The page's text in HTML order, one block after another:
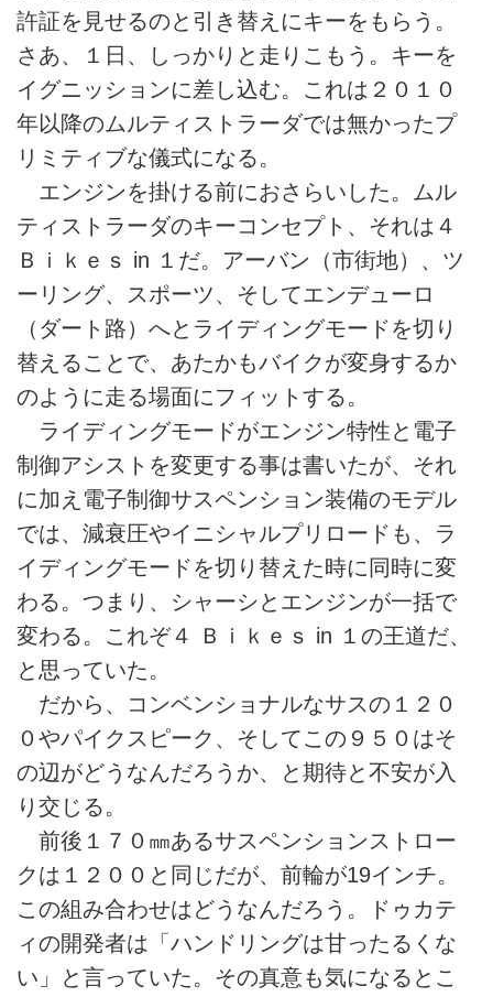
許証を見せるのと引き替えにキーをもらう。
さあ、１日、しっかりと走りこもう。キーを
イグニッションに差し込む。これは２０１０
年以降のムルティストラーダでは無かったプ
リミティブな儀式になる。
エンジンを掛ける前におさらいした。ムル
ティストラーダのキーコンセプト、それは４
Ｂｉｋｅｓ in １だ。アーバン（市街地）、ツ
ーリング、スポーツ、そしてエンデューロ
（ダート路）へとライディングモードを切り
替えることで、あたかもバイクが変身するか
のように走る場面にフィットする。
ライディングモードがエンジン特性と電子
制御アシストを変更する事は書いたが、それ
に加え電子制御サスペンション装備のモデル
では、減衰圧やイニシャルプリロードも、ラ
イディングモードを切り替えた時に同時に変
わる。つまり、シャーシとエンジンが一括で
変わる。これぞ４ Ｂｉｋｅｓ in １の王道だ、
と思っていた。
だから、コンベンショナルなサスの１２０
０やパイクスピーク、そしてこの９５０はそ
の辺がどうなんだろうか、と期待と不安が入
り交じる。
前後１７０㎜あるサスペンションストロー
クは１２００と同じだが、前輪が19インチ。
この組み合わせはどうなんだろう。ドゥカテ
ィの開発者は「ハンドリングは甘ったるくな
い」と言っていた。その真意も気になるとこ